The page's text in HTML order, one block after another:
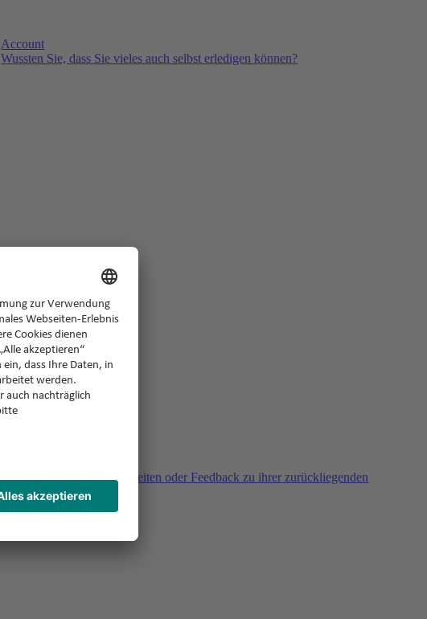
Account
Wussten Sie, dass Sie vieles auch selbst erledigen können?
Sie haben Fragen, Unklarheiten oder Feedback zu ihrer zurückliegenden
Buchung?